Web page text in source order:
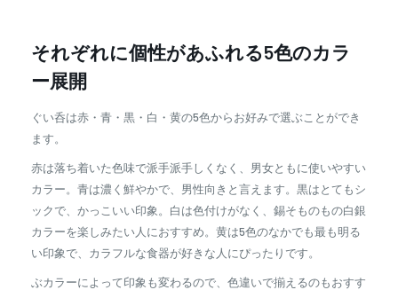
それぞれに個性があふれる5色のカラ
ー展開
ぐい呑は赤・青・黒・白・黄の5色からお好みで選ぶことができ
ます。
赤は落ち着いた色味で派手派手しくなく、男女ともに使いやすい
カラー。青は濃く鮮やかで、男性向きと言えます。黒はとてもシ
ックで、かっこいい印象。白は色付けがなく、錫そものもの白銀
カラーを楽しみたい人におすすめ。黄は5色のなかでも最も明る
い印象で、カラフルな食器が好きな人にぴったりです。
ぶカラーによって印象も変わるので、色違いで揃えるのもおすす